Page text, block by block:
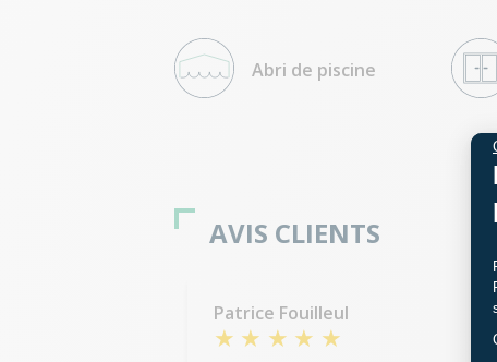
Abri de piscine
AVIS CLIENTS
Patrice Fouilleul